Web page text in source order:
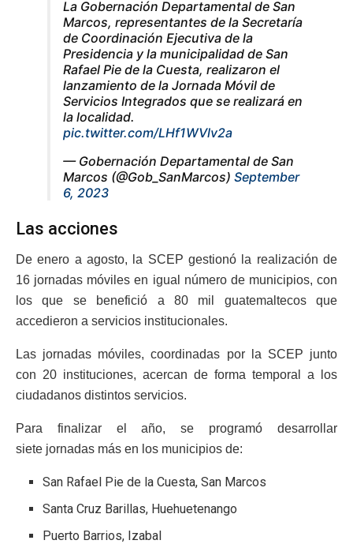
La Gobernación Departamental de San
Marcos, representantes de la Secretaría
de Coordinación Ejecutiva de la
Presidencia y la municipalidad de San
Rafael Pie de la Cuesta, realizaron el
lanzamiento de la Jornada Móvil de
Servicios Integrados que se realizará en
la localidad.
pic.twitter.com/LHf1WVlv2a
— Gobernación Departamental de San
Marcos (@Gob_SanMarcos) September
6, 2023
Las acciones
De enero a agosto, la SCEP gestionó la realización de
16 jornadas móviles en igual número de municipios, con
los que se benefició a 80 mil guatemaltecos que
accedieron a servicios institucionales.
Las jornadas móviles, coordinadas por la SCEP junto
con 20 instituciones, acercan de forma temporal a los
ciudadanos distintos servicios.
Para finalizar el año, se programó desarrollar
siete jornadas más en los municipios de:
San Rafael Pie de la Cuesta, San Marcos
Santa Cruz Barillas, Huehuetenango
Puerto Barrios, Izabal